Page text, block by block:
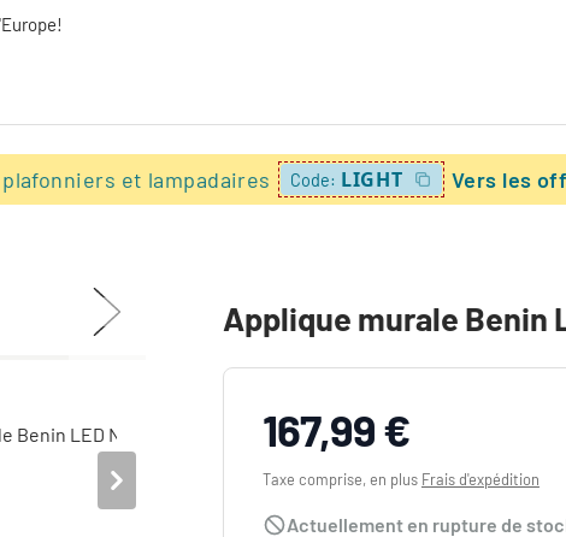
et lampadaires Code: LIGHT Vers les
Applique murale Benin
167,99 €
Taxe comprise, en plus Frais d'expédition
Actuellement en rupture de